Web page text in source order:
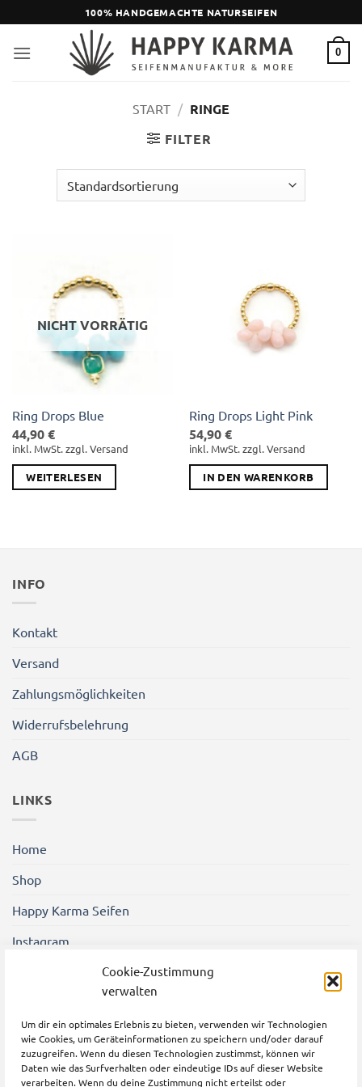
Cookie-Zustimmung
verwalten
Um dir ein optimales Erlebnis zu bieten, verwenden wir Technologien
wie Cookies, um Geräteinformationen zu speichern und/oder darauf
zuzugreifen. Wenn du diesen Technologien zustimmst, können wir
Daten wie das Surfverhalten oder eindeutige IDs auf dieser Website
verarbeiten. Wenn du deine Zustimmung nicht erteilst oder
Inhalt
springen
100% HANDGEMACHTE NATURSEIFEN
0
START / RINGE
FILTER
NICHT VORRÄTIG
Ring Drops Blue
44,90€
inkl. MwSt. zzgl. Versand
WEITERLESEN
Ring Drops Light Pink
54,90€
inkl. MwSt. zzgl. Versand
IN DEN WARENKORB
INFO
Kontakt
Versand
Zahlungsmöglichkeiten
Widerrufsbelehrung
AGB
LINKS
Home
Shop
Happy Karma Seifen
Instagram
Shener Gezgin Friseure